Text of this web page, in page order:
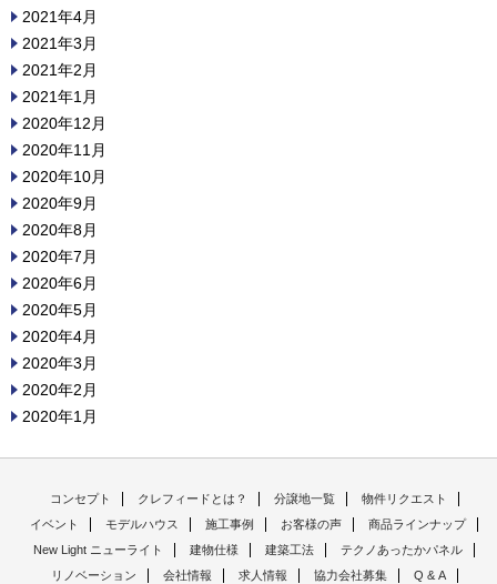
2021年4月
2021年3月
2021年2月
2021年1月
2020年12月
2020年11月
2020年10月
2020年9月
2020年8月
2020年7月
2020年6月
2020年5月
2020年4月
2020年3月
2020年2月
2020年1月
コンセプト クレフィードとは？ 分譲地一覧
物件リクエスト
イベント
モデルハウス 施工事例 お客様の声
商品ラインナップ
New Light ニューライト
建物仕様 建築工法
テクノあったかパネル
リノベーション
会社情報 求人情報 協力会社募集 Q & A